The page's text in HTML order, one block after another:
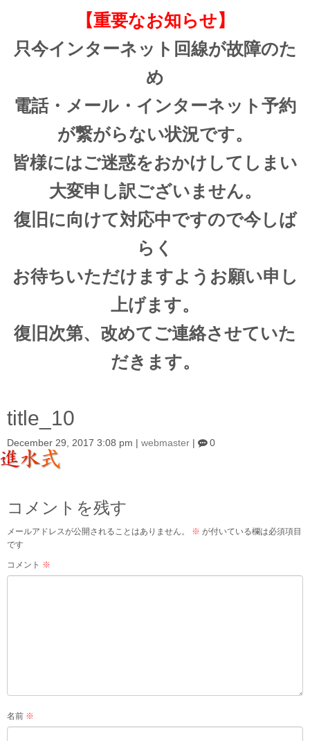
【重要なお知らせ】
只今インターネット回線が故障のた
め
電話・メール・インターネット予約
が繋がらない状況です。
皆様にはご迷惑をおかけしてしまい
大変申し訳ございません。
復旧に向けて対応中ですので今しば
らく
お待ちいただけますようお願い申し
上げます。
復旧次第、改めてご連絡させていた
だきます。
title_10
December 29, 2017 3:08 pm | webmaster | 0
コメントを残す
メールアドレスが公開されることはありません。 ※ が付いている欄は必須項目
です
コメント ※
名前 ※